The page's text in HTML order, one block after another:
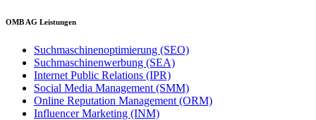
OMB AG Leistungen
Suchmaschinenoptimierung (SEO)
Suchmaschinenwerbung (SEA)
Internet Public Relations (IPR)
Social Media Management (SMM)
Online Reputation Management (ORM)
Influencer Marketing (INM)